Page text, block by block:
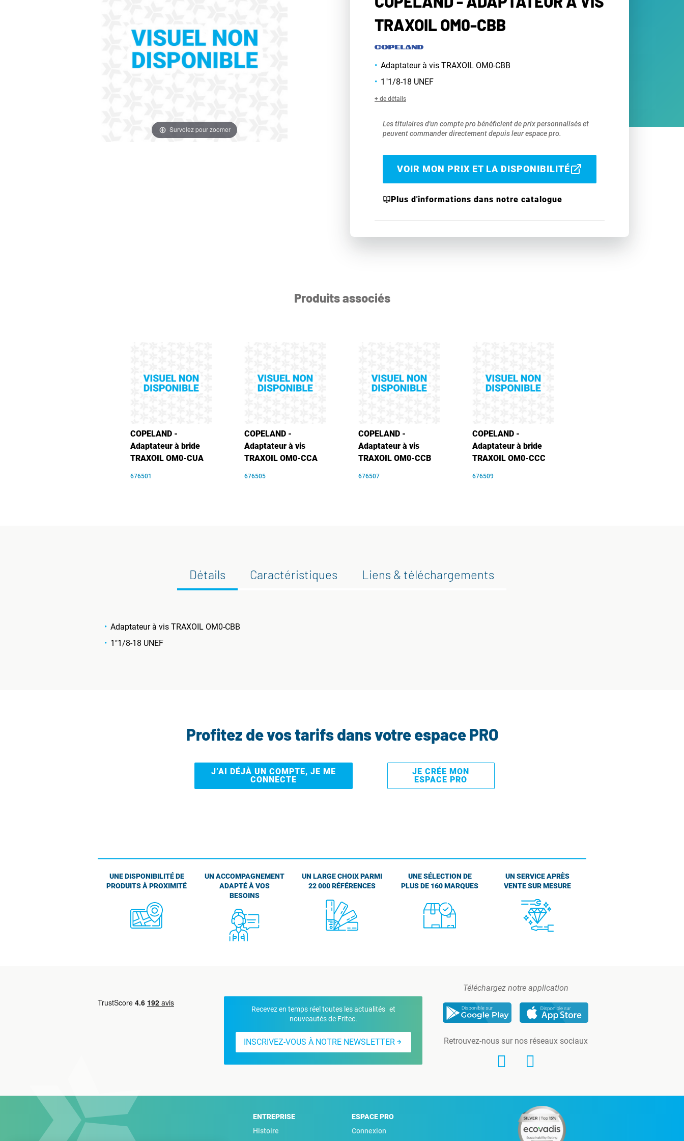
Survolez pour zoomer
TRAXOIL OM0-CBB
Adaptateur à vis TRAXOIL OM0-CBB
1"1/8-18 UNEF
+ de détails
Les titulaires d'un compte pro bénéficient de prix personnalisés et
peuvent commander directement depuis leur espace pro.
VOIR MON PRIX ET LA DISPONIBILITÉ
Plus d'informations dans notre catalogue
Produits associés
COPELAND -
Adaptateur à bride
TRAXOIL OM0-CUA
676501
COPELAND -
Adaptateur à vis
TRAXOIL OM0-CCA
676505
COPELAND -
Adaptateur à vis
TRAXOIL OM0-CCB
676507
COPELAND -
Adaptateur à bride
TRAXOIL OM0-CCC
676509
Détails Caractéristiques Liens & téléchargements
Adaptateur à vis TRAXOIL OM0-CBB
1"1/8-18 UNEF
Profitez de vos tarifs dans votre espace PRO
J’AI DÉJÀ UN COMPTE, JE ME
CONNECTE
JE CRÉE MON
ESPACE PRO
UNE DISPONIBILITÉ DE
PRODUITS À PROXIMITÉ
UN ACCOMPAGNEMENT
ADAPTÉ À VOS
BESOINS
UN LARGE CHOIX PARMI
22 000 RÉFÉRENCES
UNE SÉLECTION DE
PLUS DE 160 MARQUES
UN SERVICE APRÈS
VENTE SUR MESURE
Recevez en temps réel toutes les actualités et
nouveautés de Fritec.
INSCRIVEZ-VOUS À NOTRE NEWSLETTER
Téléchargez notre application
Retrouvez-nous sur nos réseaux sociaux
ENTREPRISE
Histoire
ESPACE PRO
Connexion